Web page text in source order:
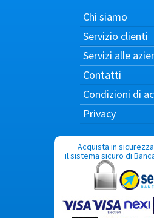
Chi siamo
Servizio clienti
Servizi alle
Contatti
Condizioni di
Privacy
Acquista in
il sistema sicuro di